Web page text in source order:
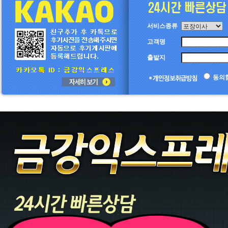
서비스종류
고객명
출발지
동의